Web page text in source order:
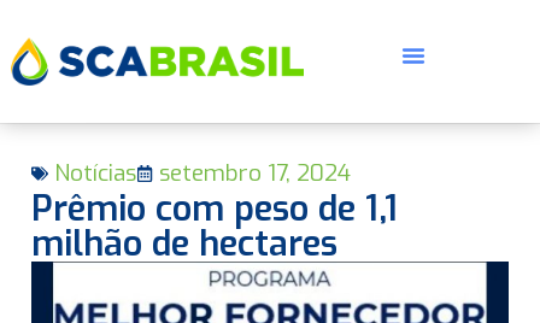
Notícias setembro 17, 2024
Prêmio com peso de 1,1
milhão de hectares